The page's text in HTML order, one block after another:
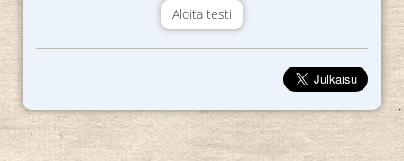
Aloita testi